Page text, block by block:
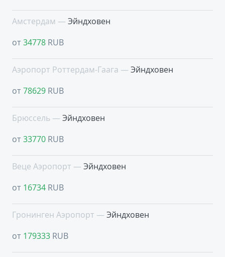
Амстердам — Эйндховен
от34778 RUB
Аэропорт Роттердам-Гаага — Эйндховен
от78629 RUB
Брюссель — Эйндховен
от33770 RUB
Веце Аэропорт — Эйндховен
от 16734 RUB
Гронинген Аэропорт — Эйндховен
от 179333 RUB